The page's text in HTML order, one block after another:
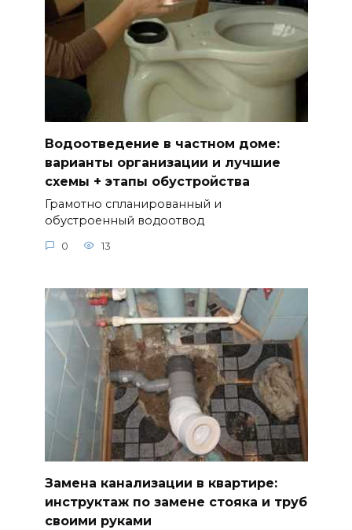
Водоотведение в частном доме:
варианты организации и лучшие
схемы + этапы обустройства
Грамотно спланированный и
обустроенный водоотвод
0 13
Замена канализации в квартире:
инструктаж по замене стояка и труб
своими руками